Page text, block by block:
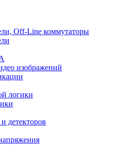
Off-Line коммутаторы
изображений
логики
детекторов